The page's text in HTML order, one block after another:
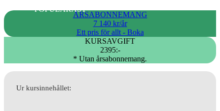
POPULÄRAST
ÅRSABONNEMANG
7 140 kr/år
Ett pris för allt - Boka
KURSAVGIFT
2395:-
* Utan årsabonnemang.
Ur kursinnehållet: